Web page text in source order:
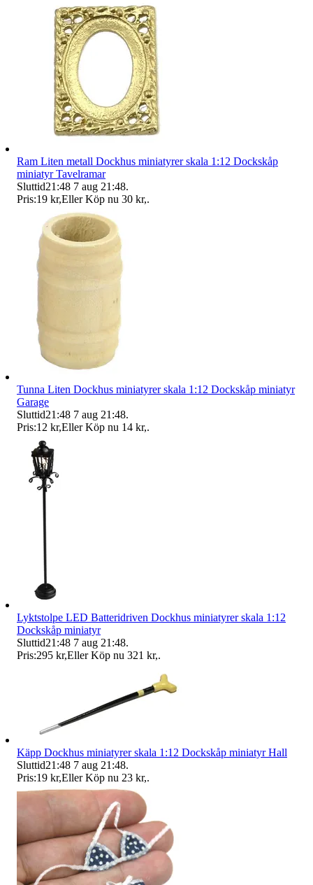
Ram Liten metall Dockhus miniatyrer skala 1:12 Dockskåp
miniatyr Tavelramar
Sluttid21:48 7 aug 21:48.
Pris:19 kr,Eller Köp nu 30 kr,.
Tunna Liten Dockhus miniatyrer skala 1:12 Dockskåp miniatyr
Garage
Sluttid21:48 7 aug 21:48.
Pris:12 kr,Eller Köp nu 14 kr,.
Lyktstolpe LED Batteridriven Dockhus miniatyrer skala 1:12
Dockskåp miniatyr
Sluttid21:48 7 aug 21:48.
Pris:295 kr,Eller Köp nu 321 kr,.
Käpp Dockhus miniatyrer skala 1:12 Dockskåp miniatyr Hall
Sluttid21:48 7 aug 21:48.
Pris:19 kr,Eller Köp nu 23 kr,.